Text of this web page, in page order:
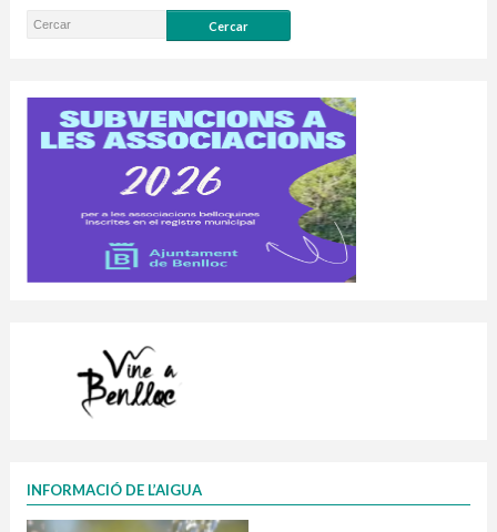
INFORMACIÓ DE L’AIGUA